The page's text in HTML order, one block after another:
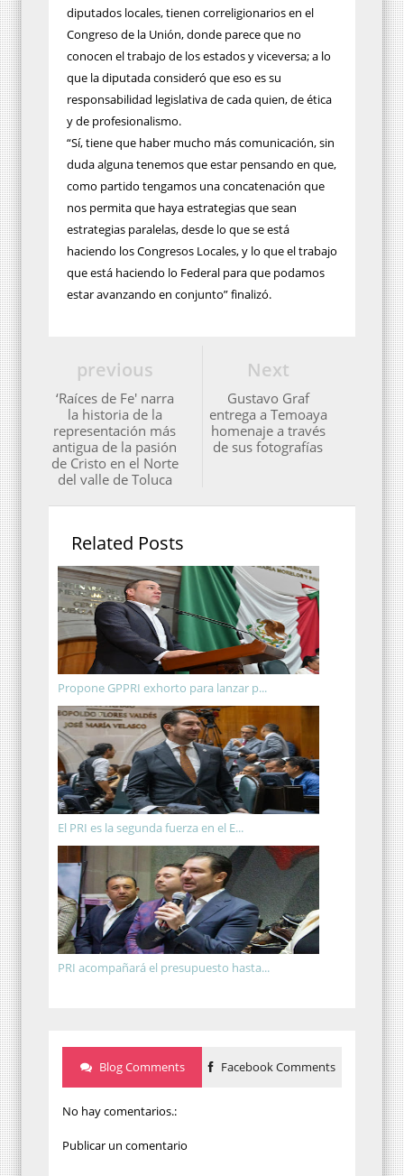
diputados locales, tienen correligionarios en el
Congreso de la Unión, donde parece que no
conocen el trabajo de los estados y viceversa; a lo
que la diputada consideró que eso es su
responsabilidad legislativa de cada quien, de ética
y de profesionalismo.
“Sí, tiene que haber mucho más comunicación, sin
duda alguna tenemos que estar pensando en que,
como partido tengamos una concatenación que
nos permita que haya estrategias que sean
estrategias paralelas, desde lo que se está
haciendo los Congresos Locales, y lo que el trabajo
que está haciendo lo Federal para que podamos
estar avanzando en conjunto” finalizó.
Next
Gustavo Graf
entrega a Temoaya
homenaje a través
de sus fotografías
previous
‘Raíces de Fe' narra
la historia de la
representación más
antigua de la pasión
de Cristo en el Norte
del valle de Toluca
Related Posts
Propone GPPRI exhorto para lanzar p...
El PRI es la segunda fuerza en el E...
PRI acompañará el presupuesto hasta...
Blog Comments Facebook Comments
No hay comentarios.:
Publicar un comentario